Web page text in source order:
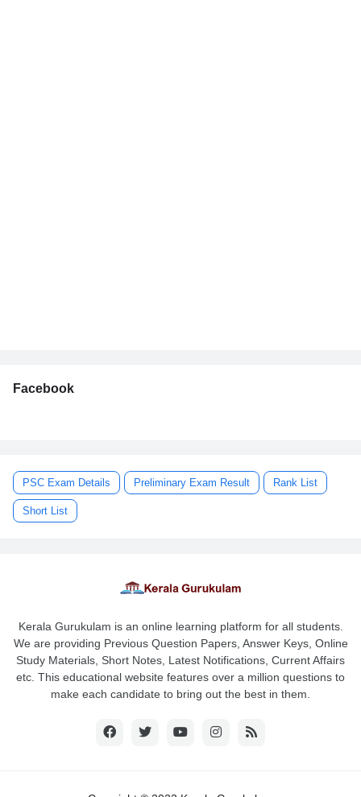
Facebook
PSC Exam Details Preliminary Exam Result Rank List
Short List
Kerala Gurukulam is an online learning platform for all students.
We are providing Previous Question Papers, Answer Keys, Online
Study Materials, Short Notes, Latest Notifications, Current Affairs
etc. This educational website features over a million questions to
make each candidate to bring out the best in them.